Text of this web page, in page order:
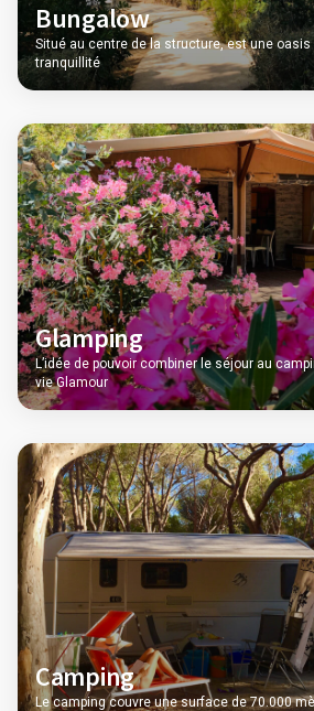
Bungalow
Situé au centre de la structure, est une
tranquillité
Glamping
L’idée de pouvoir combiner le séjour au
vie Glamour
Camping
Le camping couvre une surface de 70.000